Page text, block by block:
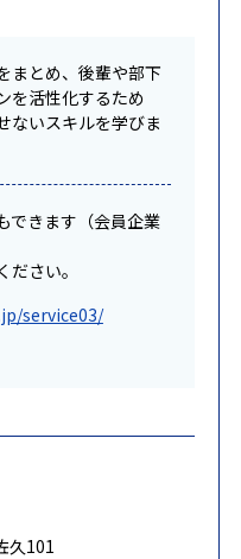
まとめ、後輩や部下
を活性化するため
ないスキルを学びま
できます（会員企業
さい。
service03/
久101